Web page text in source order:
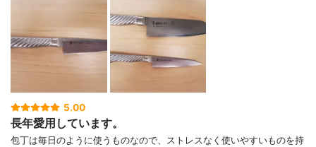
5.00
長年愛用しています。
包丁は毎日のように使うものなので、ストレスなく使いやすいものを持